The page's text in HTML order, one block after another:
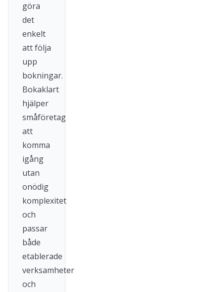
göra
det
enkelt
att följa
upp
bokningar.
Bokaklart
hjälper
småföretag
att
komma
igång
utan
onödig
komplexitet
och
passar
både
etablerade
verksamheter
och